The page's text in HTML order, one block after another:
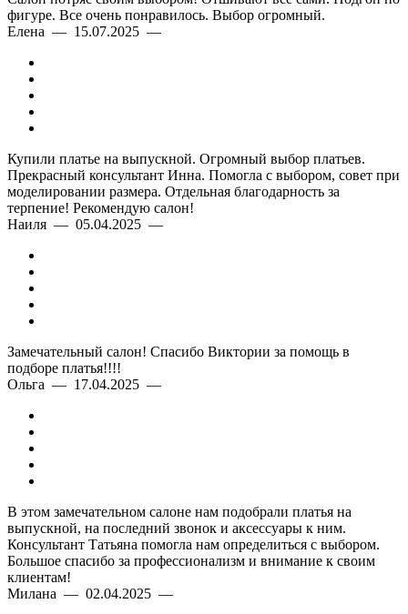
фигуре. Все очень понравилось. Выбор огромный.
Елена — 15.07.2025 —
Купили платье на выпускной. Огромный выбор платьев.
Прекрасный консультант Инна. Помогла с выбором, совет при
моделировании размера. Отдельная благодарность за
терпение! Рекомендую салон!
Наиля — 05.04.2025 —
Замечательный салон! Спасибо Виктории за помощь в
подборе платья!!!!
Ольга — 17.04.2025 —
В этом замечательном салоне нам подобрали платья на
выпускной, на последний звонок и аксессуары к ним.
Консультант Татьяна помогла нам определиться с выбором.
Большое спасибо за профессионализм и внимание к своим
клиентам!
Милана — 02.04.2025 —